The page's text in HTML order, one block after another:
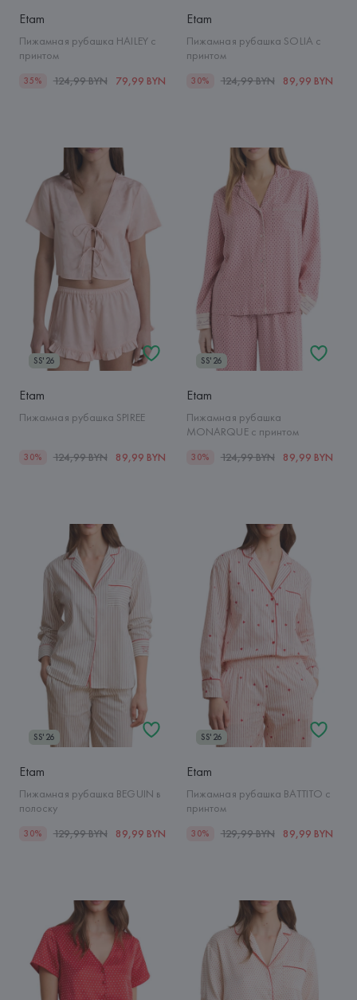
Etam
Пижамная рубашка HAILEY с
принтом
35% 124,99 BYN 79,99 BYN
Etam
Пижамная рубашка SOLIA с
принтом
30% 124,99 BYN 89,99 BYN
SS'26
Etam
Пижамная рубашка SPIREE
30% 124,99 BYN 89,99 BYN
SS'26
Etam
Пижамная рубашка
MONARQUE с принтом
30% 124,99 BYN 89,99 BYN
SS'26
Etam
Пижамная рубашка BEGUIN в
полоску
30% 129,99 BYN 89,99 BYN
SS'26
Etam
Пижамная рубашка BATTITO с
принтом
30% 129,99 BYN 89,99 BYN